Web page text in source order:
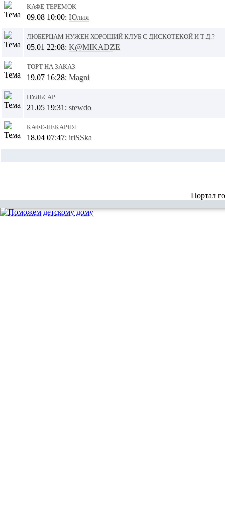
Кафе Теремок
09.08 10:00: Юлия
Люберцам нужен хороший клуб с дискотекой и т.д.?
05.01 22:08: K@MIKADZE
Торт на заказ
19.07 16:28: Magni
Пульсар
21.05 19:31: stewdo
Кафе-пекарня
18.04 07:47: iriSSka
Портал